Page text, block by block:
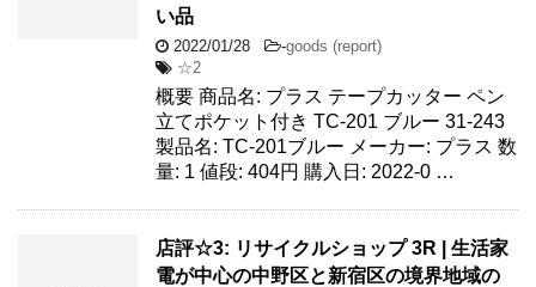
い品
2022/01/28 -goods (report)
☆2
概要 商品名: プラス テープカッター ペン
立てポケット付き TC-201 ブルー 31-243
製品名: TC-201ブルー メーカー: プラス 数
量: 1 値段: 404円 購入日: 2022-0 …
店評☆3: リサイクルショップ 3R | 生活家
電が中心の中野区と新宿区の境界地域の